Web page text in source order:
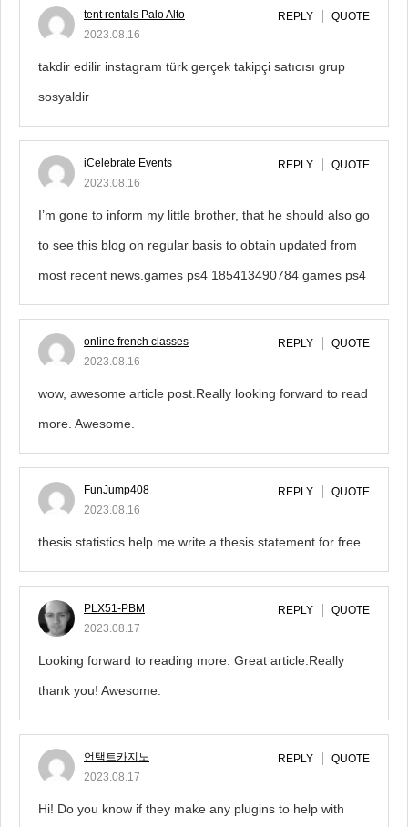
tent rentals Palo Alto
2023.08.16
REPLY QUOTE
takdir edilir instagram türk gerçek takipçi satıcısı grup
sosyaldir
iCelebrate Events
2023.08.16
REPLY QUOTE
I’m gone to inform my little brother, that he should also go
to see this blog on regular basis to obtain updated from
most recent news.games ps4 185413490784 games ps4
online french classes
2023.08.16
REPLY QUOTE
wow, awesome article post.Really looking forward to read
more. Awesome.
FunJump408
2023.08.16
REPLY QUOTE
thesis statistics help me write a thesis statement for free
PLX51-PBM
2023.08.17
REPLY QUOTE
Looking forward to reading more. Great article.Really
thank you! Awesome.
언택트카지노
2023.08.17
REPLY QUOTE
Hi! Do you know if they make any plugins to help with